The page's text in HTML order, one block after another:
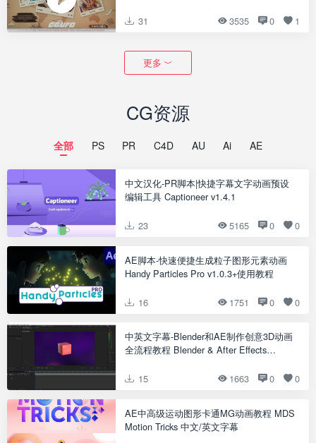
31 3535 0 1
更多
CG资源
全部 PS PR C4D AU Ai AE
中文汉化-PR脚本|快捷字幕文字动画预设
编辑工具 Captioneer v1.4.1
23 5165 0 0
AE脚本-快速便捷生成粒子图形元素动画
Handy Particles Pro v1.0.3+使用教程
16 1751 0 0
中英文字幕-Blender和AE制作创意3D动画
全流程教程 Blender & After Effects
15
1663 0 0
AE中高级运动图形卡通MG动画教程 MDS
Motion Tricks 中文/英文字幕